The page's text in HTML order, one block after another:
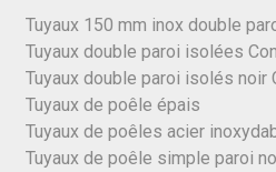
Tuyaux 150 mm inox double
Tuyaux double paroi isolées
Tuyaux double paroi isolés noir
Tuyaux de poêle épais
Tuyaux de poêles acier
Tuyaux de poêle simple paroi